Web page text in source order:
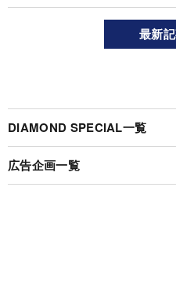
最新
DIAMOND SPECIAL一覧
広告企画一覧